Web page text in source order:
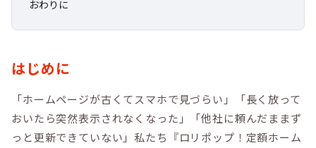
おわりに
はじめに
「ホームページが古くてスマホで見づらい」「長く放って
おいたら突然表示されなくなった」「他社に頼んだままず
っと更新できていない」私たち『ロリポップ！定額ホーム